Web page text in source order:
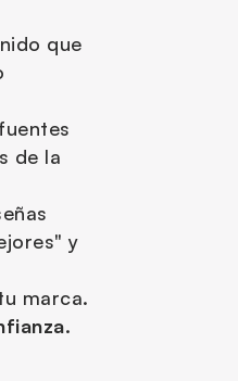
que
de la
y
marca.